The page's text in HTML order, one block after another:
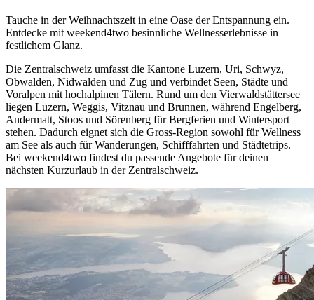
Tauche in der Weihnachtszeit in eine Oase der Entspannung ein.
Entdecke mit weekend4two besinnliche Wellnesserlebnisse in
festlichem Glanz.
Die Zentralschweiz umfasst die Kantone Luzern, Uri, Schwyz,
Obwalden, Nidwalden und Zug und verbindet Seen, Städte und
Voralpen mit hochalpinen Tälern. Rund um den Vierwaldstättersee
liegen Luzern, Weggis, Vitznau und Brunnen, während Engelberg,
Andermatt, Stoos und Sörenberg für Bergferien und Wintersport
stehen. Dadurch eignet sich die Gross-Region sowohl für Wellness
am See als auch für Wanderungen, Schifffahrten und Städtetrips.
Bei weekend4two findest du passende Angebote für deinen
nächsten Kurzurlaub in der Zentralschweiz.